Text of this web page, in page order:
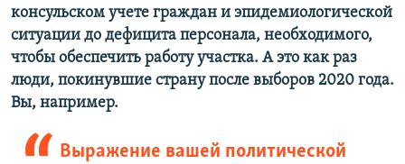
консульском учете граждан и эпидемиологической
ситуации до дефицита персонала, необходимого,
чтобы обеспечить работу участка. А это как раз
люди, покинувшие страну после выборов 2020 года.
Вы, например.
Выражение вашей политической